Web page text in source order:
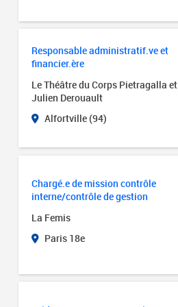
Responsable administratif.ve et
financier.ère
Le Théâtre du Corps Pietragalla et
Julien Derouault
Alfortville (94)
Chargé.e de mission contrôle
interne/contrôle de gestion
La Femis
Paris 18e